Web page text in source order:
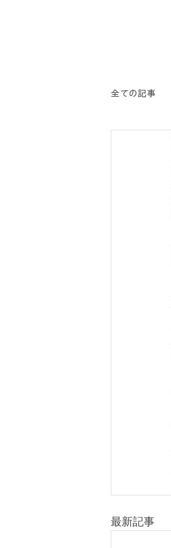
全ての記事
最新記事